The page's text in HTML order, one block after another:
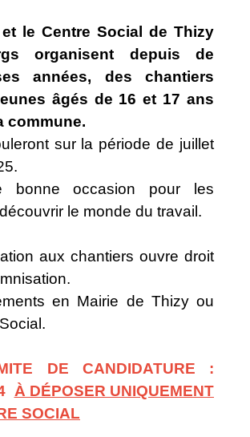
le Centre Social de Thizy
organisent depuis de
années, des chantiers
âgés de 16 et 17 ans
commune.
sur la période de juillet
bonne occasion pour les
le monde du travail.
aux chantiers ouvre droit
en Mairie de Thizy ou
DE CANDIDATURE :
À DÉPOSER UNIQUEMENT
SOCIAL